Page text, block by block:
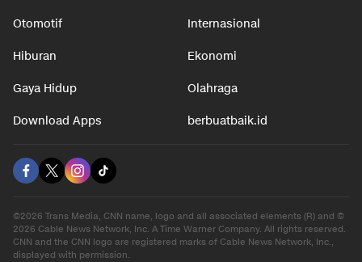
Otomotif Internasional
Hiburan Ekonomi
Gaya Hidup Olahraga
Download Apps berbuatbaik.id
©2026 Trans Media, CNN name, logo and all associated elements (R) and ©
2026 Cable News Network, Inc. A Time Warner Company. All rights reserved.
CNN and the CNN logo are registered marks of Cable News Network, Inc.,
displayed with permission.